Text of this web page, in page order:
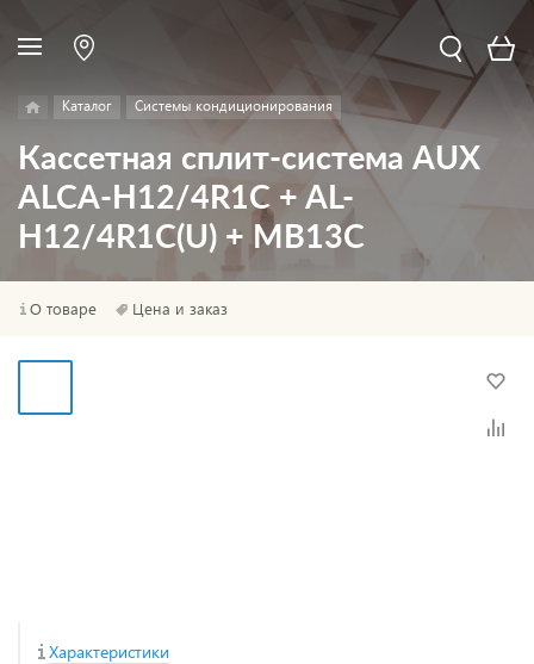
Каталог Системы кондиционирования
Кассетная сплит-система AUX
ALCA-H12/4R1C + AL-
H12/4R1C(U) + MB13C
О товаре Цена и заказ
Характеристики